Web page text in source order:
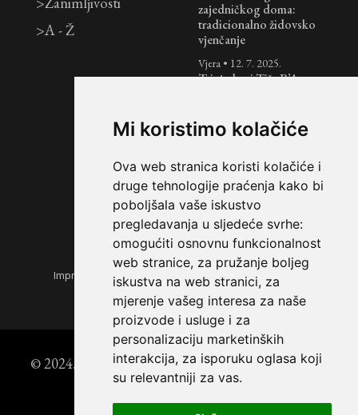
Mi koristimo kolačiće
Ova web stranica koristi kolačiće i
druge tehnologije praćenja kako bi
poboljšala vaše iskustvo
pregledavanja u sljedeće svrhe:
omogućiti osnovnu funkcionalnost
web stranice, za pružanje boljeg
iskustva na web stranici, za
mjerenje vašeg interesa za naše
proizvode i usluge i za
personalizaciju marketinških
interakcija, za isporuku oglasa koji
su relevantniji za vas.
>A - Ž
zajedničkog doma:
tradicionalno židovsko
vjenčanje
Vjera • 12. 7. 2025.
Tri tjedna i Tiša B’Av:
Hramova
Jednostavan i brz recept
za pita kruh
Impressum Opći uvjeti korištenja Zaštita privatnosti
© 2024. Židovski forum | Powered by StoryEditor
DEX